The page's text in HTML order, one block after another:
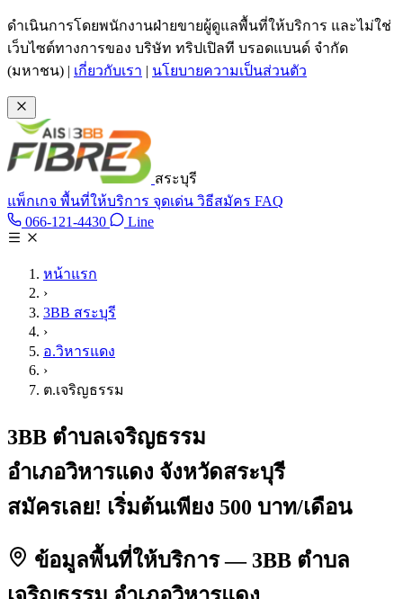
ข้ามไปเนื้อหาหลัก
ดำเนินการโดยพนักงานฝ่ายขายผู้ดูแลพื้นที่ให้บริการ และไม่ใช่
เว็บไซต์ทางการของ บริษัท ทริปเปิลที บรอดแบนด์ จำกัด
(มหาชน) | เกี่ยวกับเรา | นโยบายความเป็นส่วนตัว
สระบุรี
แพ็กเกจ พื้นที่ให้บริการ จุดเด่น วิธีสมัคร FAQ
066-121-4430 โทร 066-121-4430
LineLine @tan3bb
หน้าแรก
›
3BB สระบุรี
›
อ.วิหารแดง
›
ต.เจริญธรรม
3BB ตำบลเจริญธรรม
อำเภอวิหารแดง จังหวัดสระบุรี
สมัครเลย! เริ่มต้นเพียง 500 บาท/เดือน
ข้อมูลพื้นที่ให้บริการ — 3BB ตำบล